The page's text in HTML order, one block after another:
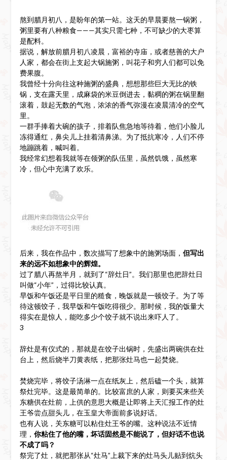
熬到腊月初八，是盼年的第一站。这天的早晨要熬一锅粥，
粥里要有八种粮食———其实只需七种，不可缺少的大枣算
是配料。
据说，解放前腊月初八凌晨，富裕的寺庙，或者慈善的大户
人家，都会在街上支起大锅施粥，叫花子和穷人们都可以免
费果腹。
我曾经十分向往这种施粥的盛典，想想那些巨大无比的铁
锅，支在露天里，成麻袋的米豆倒进去，黏稠的粥在锅里翻
滚着，鼓起无数的气泡，浓浓的香气弥漫在凌晨清冷的空气
里。
一群手捧着大碗的孩子，排着队焦急地等待着，他们小脸儿
冻得通红，鼻尖儿上挂着清鼻涕。为了抵抗寒冷，人们不停
地蹦跳着，喊叫着。
我经常幻想着我就等在领粥的队伍里，虽然饥饿，虽然寒
冷，但心中充满了欢乐。
后来，我在作品中，数次描写了想象中的施粥场面， 但写出
来的远不如想象中的辉煌。
过了腊八再熬半月，就到了“辞灶日”。我们那里也把辞灶日
叫做“小年”，过得比较认真。
早饭和午饭还是平日里的糙食，晚饭就是一顿饺子。为了等
待这顿饺子，我早饭和午饭吃得很少。那时候，我的饭量大
得实在是惊人，能吃多少个饺子就不说出来吓人了。
3
辞灶是有仪式的，那就是在饺子出锅时，先盛出两碗供在灶
台上，然后烧半刀黄表纸，把那张灶马也一起焚烧。
焚烧完毕，将饺子汤淋一点在纸灰上，然后磕一个头，就算
祭灶完毕。这是最简单的。比较富庶的人家，则要买来些关
东糖供在灶前，上供的意思大概是让即将上天汇报工作的灶
王爷尝点甜头儿，在玉皇大帝面前多说好话。
也有人说，关东糖可以粘住灶王爷的嘴。这种说法不近情
理， 你粘住了他的嘴，坏话固然是不能说了，但好话不也说
不成了吗？
祭完了灶，就把那张从“灶马”上裁下来的灶马头儿贴到炕头